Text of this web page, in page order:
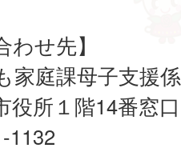
わせ先】
家庭課母子支援係
役所１階14番窓口
1132